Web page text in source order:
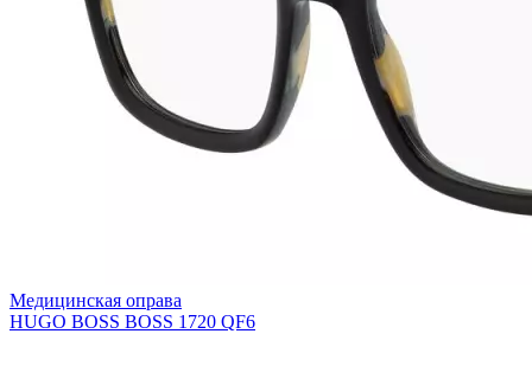
Медицинская оправа
HUGO BOSS BOSS 1720 QF6